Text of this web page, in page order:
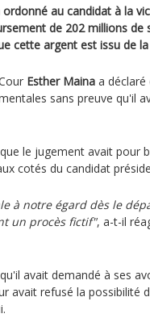
au candidat à la
de 202 millions de
cette argent est issu de
Esther Maina a
sans preuve qu'il
le jugement avait pour
cotés du candidat
à notre égard dès le
un procès fictif", a-t-il
avait demandé à ses
avait refusé la possibilité